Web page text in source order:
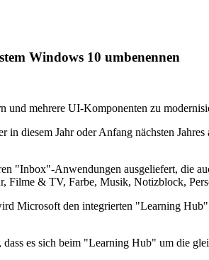
Windows 10 umbenennen
mehrere UI-Komponenten zu
diesem Jahr oder Anfang nächsten
"Inbox"-Anwendungen ausgeliefert, die
Filme & TV, Farbe, Musik, Notizblock,
Microsoft den integrierten "Learning
es sich beim "Learning Hub" um die